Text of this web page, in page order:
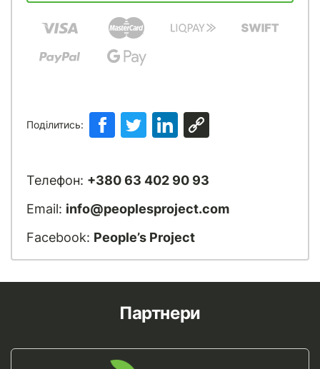
Поділитись:
Телефон: +380 63 402 90 93
Email: info@peoplesproject.com
Facebook: People’s Project
Партнери